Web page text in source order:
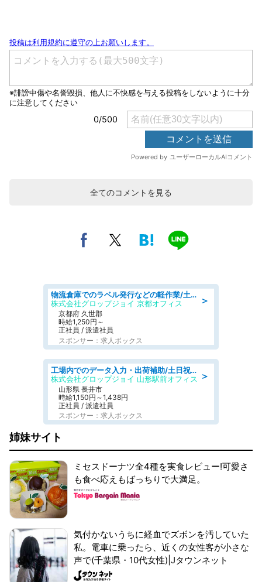
全てのコメントを見る
＞
物流倉庫でのラベル発行などの軽作業/土日祝休/残業なし/車通勤OK/交通費支給
株式会社グロップジョイ 京都オフィス
京都府 久世郡
時給1,250円～
正社員 / 派遣社員
スポンサー：求人ボックス
＞
工場内でのデータ入力・出荷補助/土日祝休/未経験歓迎/交通費支給
株式会社グロップジョイ 山形駅前オフィス
山形県 長井市
時給1,150円～1,438円
正社員 / 派遣社員
スポンサー：求人ボックス
姉妹サイト
ミセスドーナツ全4種を実食レビュー!可愛さ
も食べ応えもばっちりで大満足。
気付かないうちに経血でズボンを汚していた
私。電車に乗ったら、近くの女性客が小さな
声で(千葉県・10代女性)|Jタウンネット